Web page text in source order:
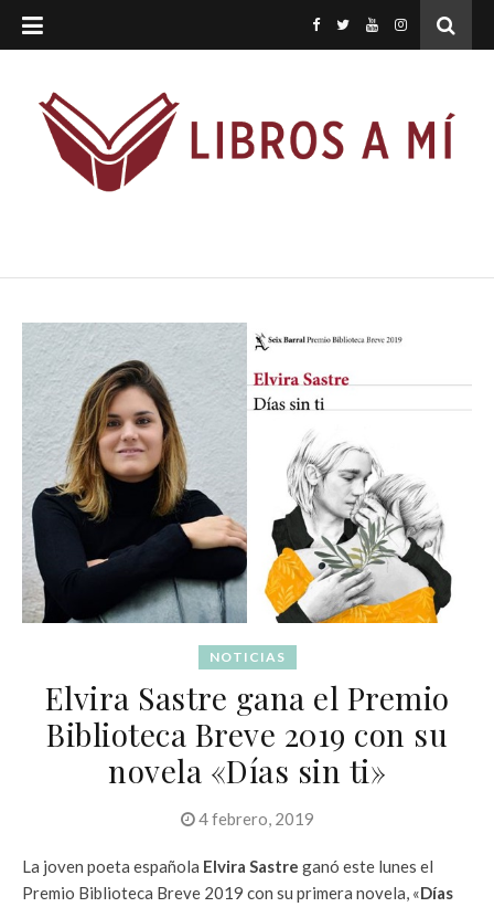
NOTICIAS
Elvira Sastre gana el Premio
Biblioteca Breve 2019 con su
novela «Días sin ti»
4 febrero, 2019
La joven poeta española Elvira Sastre ganó este lunes el
Premio Biblioteca Breve 2019 con su primera novela, «Días